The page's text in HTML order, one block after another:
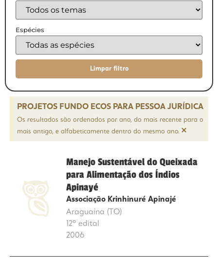
Espécies
PROJETOS FUNDO ECOS PARA PESSOA JURÍDICA
Os resultados são ordenados por ano, do mais recente para o
mais antigo, e alfabeticamente dentro do mesmo ano. ×
Manejo Sustentável do Queixada
para Alimentação dos Índios
Apinayé
Associação Krinhinuré Apinajé
Araguaína (TO)
12º edital
2006